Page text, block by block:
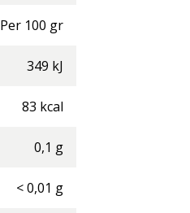
Per 100 gr
349 kJ
83 kcal
0,1 g
<0,01 g